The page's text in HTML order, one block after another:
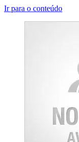
Ir para o conteúdo